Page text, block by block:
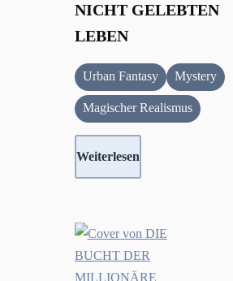
NICHT GELEBTEN
LEBEN
Urban Fantasy Mystery
Magischer Realismus
Weiterlesen